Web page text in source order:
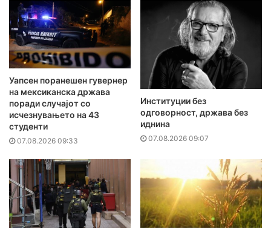
Уапсен поранешен гувернер
на мексиканска држава
поради случајот со
исчезнувањето на 43
студенти
07.08.2026 09:33
Институции без
одговорност, држава без
иднина
07.08.2026 09:07